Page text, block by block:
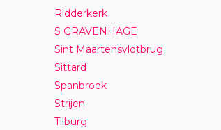
Ridderkerk
S GRAVENHAGE
Sint Maartensvlotbrug
Sittard
Spanbroek
Strijen
Tilburg